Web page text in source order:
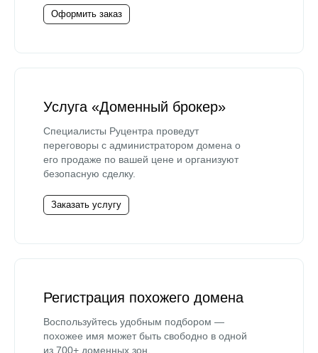
Оформить заказ
Услуга «Доменный брокер»
Специалисты Руцентра проведут
переговоры с администратором домена о
его продаже по вашей цене и организуют
безопасную сделку.
Заказать услугу
Регистрация похожего домена
Воспользуйтесь удобным подбором —
похожее имя может быть свободно в одной
из 700+ доменных зон.